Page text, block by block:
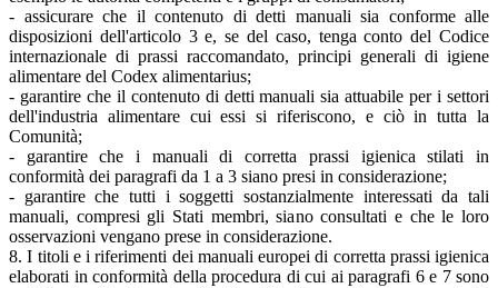
- assicurare che il contenuto di detti manuali sia conforme alle
disposizioni dell'articolo 3 e, se del caso, tenga conto del Codice
internazionale di prassi raccomandato, principi generali di igiene
alimentare del Codex alimentarius;
- garantire che il contenuto di detti manuali sia attuabile per i settori
dell'industria alimentare cui essi si riferiscono, e ciò in tutta la
Comunità;
- garantire che i manuali di corretta prassi igienica stilati in
conformità dei paragrafi da 1 a 3 siano presi in considerazione;
- garantire che tutti i soggetti sostanzialmente interessati da tali
manuali, compresi gli Stati membri, siano consultati e che le loro
osservazioni vengano prese in considerazione.
8. I titoli e i riferimenti dei manuali europei di corretta prassi igienica
elaborati in conformità della procedura di cui ai paragrafi 6 e 7 sono